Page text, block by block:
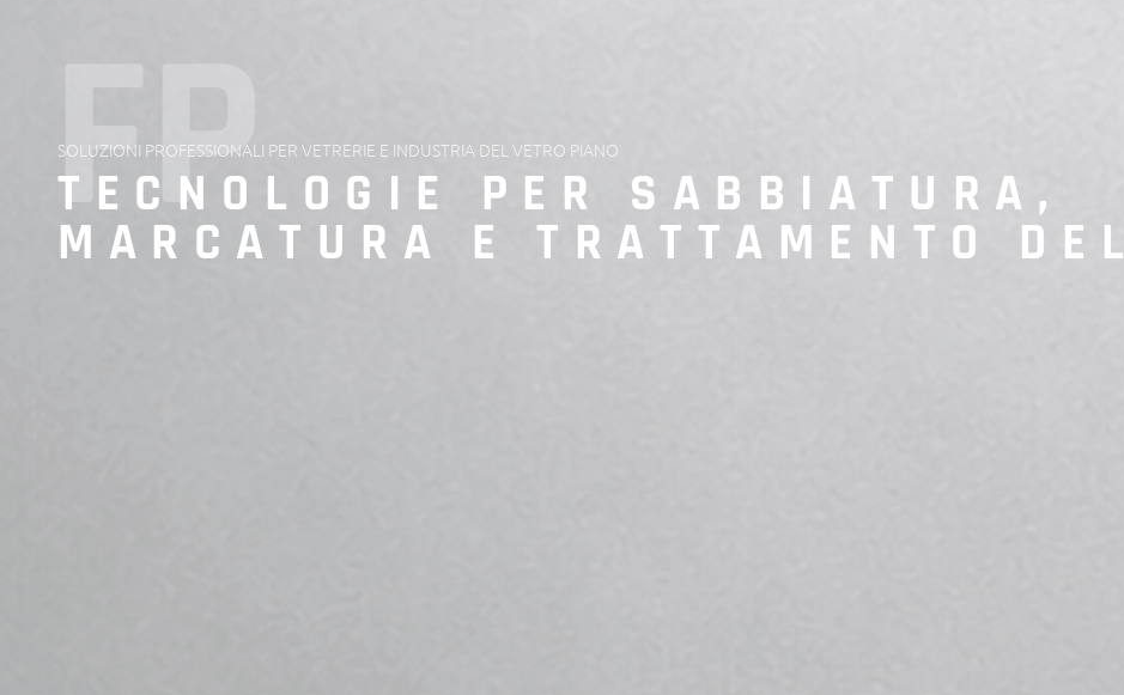
FP
SOLUZIONI PROFESSIONALI PER VETRERIE E INDUSTRIA DEL VETRO PIANO
TECNOLOGIE PER SABBIATURA,
MARCATURA E TRATTAMENTO